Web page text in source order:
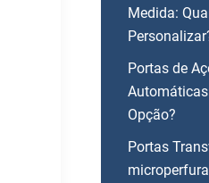
Medida:
Portas de
Opção?
Portas